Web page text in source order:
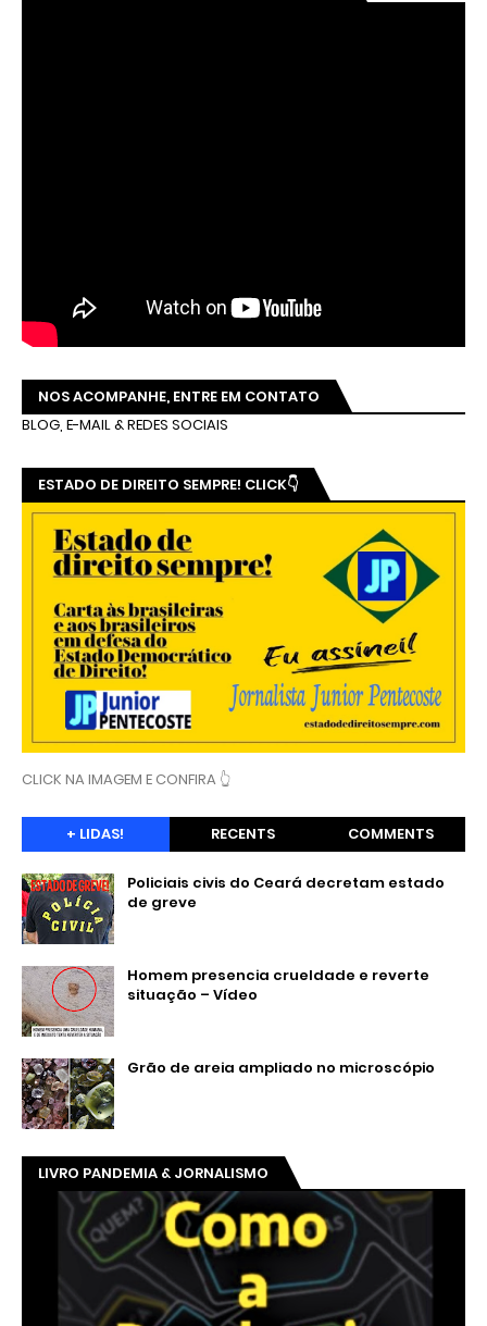
NOS ACOMPANHE, ENTRE EM CONTATO
BLOG, E-MAIL & REDES SOCIAIS
ESTADO DE DIREITO SEMPRE! CLICK👇
CLICK NA IMAGEM E CONFIRA 👆
+ LIDAS! RECENTS COMMENTS
Policiais civis do Ceará decretam estado
de greve
Homem presencia crueldade e reverte
situação – Vídeo
Grão de areia ampliado no microscópio
LIVRO PANDEMIA & JORNALISMO